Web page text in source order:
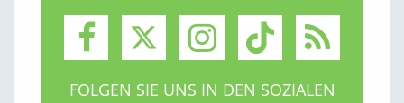
FOLGEN SIE UNS IN DEN SOZIALEN